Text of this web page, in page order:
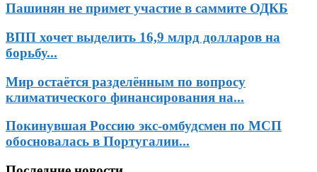
Пашинян не примет участие в саммите ОДКБ
ВПП хочет выделить 16,9 млрд долларов на
борьбу...
Мир остаётся разделённым по вопросу
климатического финансирования на...
Покинувшая Россию экс-омбудсмен по МСП
обосновалась в Португалии...